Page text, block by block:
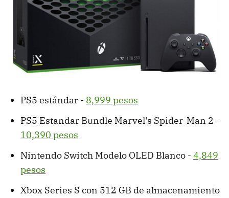
PS5 estándar - 8,999 pesos
PS5 Estandar Bundle Marvel's Spider-Man 2 -
10,390 pesos
Nintendo Switch Modelo OLED Blanco - 4,849
pesos
Xbox Series S con 512 GB de almacenamiento